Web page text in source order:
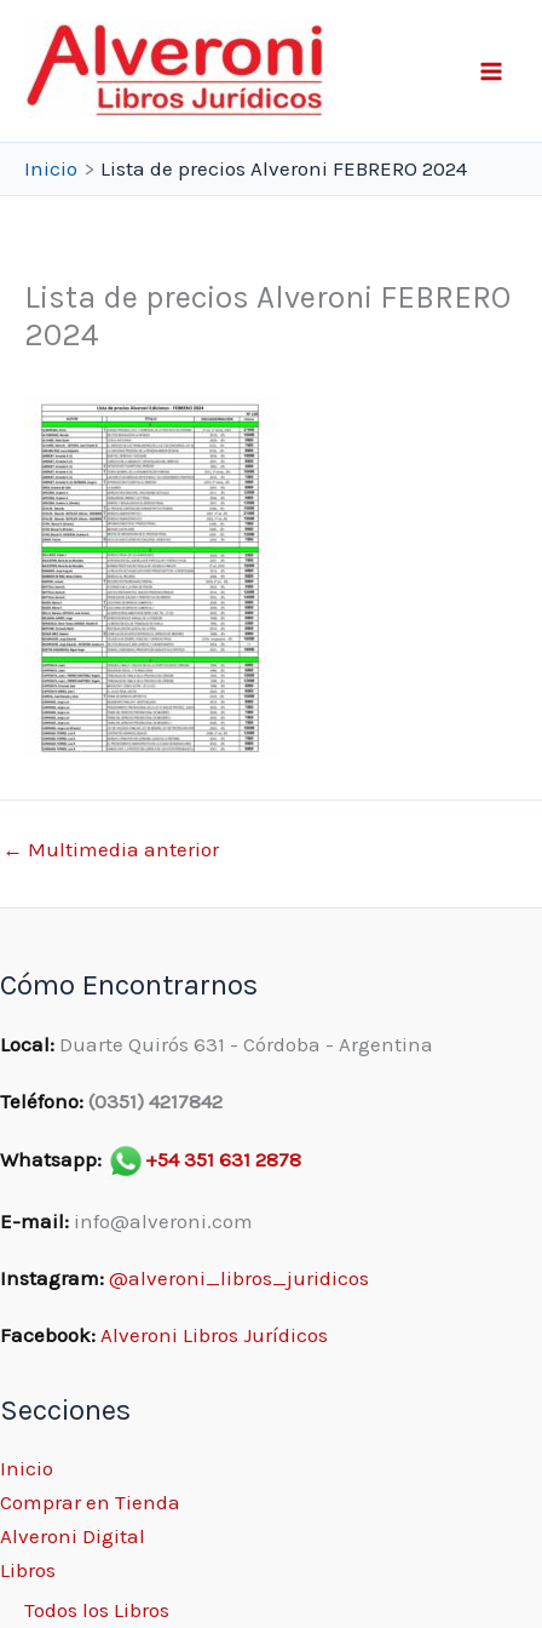
contenido
Inicio Lista de precios Alveroni FEBRERO 2024
Lista de precios Alveroni FEBRERO
2024
← Multimedia anterior
Cómo Encontrarnos
Local: Duarte Quirós 631 - Córdoba - Argentina
Teléfono: (0351) 4217842
Whatsapp: +54 351 631 2878
E-mail: info@alveroni.com
Instagram: @alveroni_libros_juridicos
Facebook: Alveroni Libros Jurídicos
Secciones
Inicio
Comprar en Tienda
Alveroni Digital
Libros
Todos los Libros